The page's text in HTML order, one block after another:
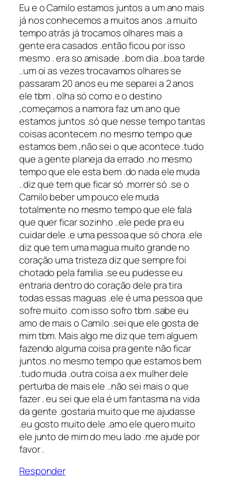
Eu e o Camilo estamos juntos a um ano mais
já nos conhecemos a muitos anos .a muito
tempo atrás já trocamos olhares mais a
gente era casados .então ficou por isso
mesmo . era so amisade ..bom dia ..boa tarde
..um oi as vezes trocavamos olhares se
passaram 20 anos eu me separei a 2 anos
ele tbm . olha só como e o destino
,começamos a namora faz um ano que
estamos juntos .só que nesse tempo tantas
coisas acontecem .no mesmo tempo que
estamos bem ,não sei o que acontece .tudo
que a gente planeja da errado .no mesmo
tempo que ele esta bem .do nada ele muda
..diz que tem que ficar só .morrer só .se o
Camilo beber um pouco ele muda
totalmente no mesmo tempo que ele fala
que quer ficar sozinho ..ele pede pra eu
cuidar dele .e uma pessoa que só chora .ele
diz que tem uma magua muito grande no
coração uma tristeza diz que sempre foi
chotado pela familia .se eu pudesse eu
entraria dentro do coração dele pra tira
todas essas maguas .ele é uma pessoa que
sofre muito .com isso sofro tbm .sabe eu
amo de mais o Camilo .sei que ele gosta de
mim tbm. Mais algo me diz que tem alguem
fazendo alguma coisa pra gente não ficar
juntos .no mesmo tempo que estamos bem
.tudo muda .outra coisa a ex mulher dele
perturba de mais ele ..não sei mais o que
fazer . eu sei que ela é um fantasma na vida
da gente .gostaria muito que me ajudasse
.eu gosto muito dele .amo ele quero muito
ele junto de mim do meu lado .me ajude por
favor .
Responder